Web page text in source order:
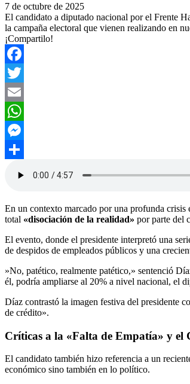
7 de octubre de 2025
El candidato a diputado nacional por el Frente
la campaña electoral que vienen realizando en
¡Compartilo!
Facebook
Twitter
Email
WhatsApp
Messenger
​En un contexto marcado por una profunda
total «disociación de la realidad» por parte del
​El evento, donde el presidente interpretó una
de despidos de empleados públicos y una
​»No, patético, realmente patético,» sentenció
él, podría ampliarse al 20% a nivel nacional, el
​Díaz contrastó la imagen festiva del presidente
de crédito».
​Críticas a la «Falta de Empatía» y el
​El candidato también hizo referencia a un
económico sino también en lo político.